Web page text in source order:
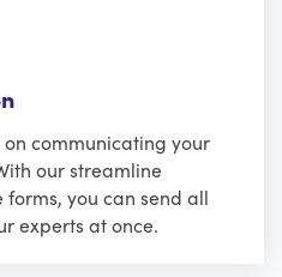
communicating your
our streamline
you can send all
experts at once.